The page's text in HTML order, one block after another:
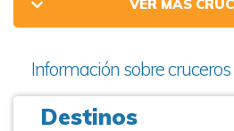
VER MÁS
Información sobre
Destinos